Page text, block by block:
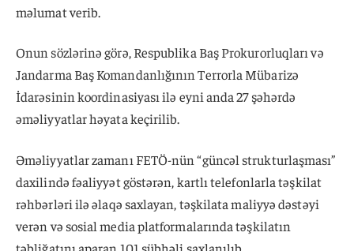
məlumat verib.
Onun sözlərinə görə, Respublika Baş Prokurorluqları və
Jandarma Baş Komandanlığının Terrorla Mübarizə
İdarəsinin koordinasiyası ilə eyni anda 27 şəhərdə
əməliyyatlar həyata keçirilib.
Əməliyyatlar zamanı FETÖ-nün “güncəl strukturlaşması”
daxilində fəaliyyət göstərən, kartlı telefonlarla təşkilat
rəhbərləri ilə əlaqə saxlayan, təşkilata maliyyə dəstəyi
verən və sosial media platformalarında təşkilatın